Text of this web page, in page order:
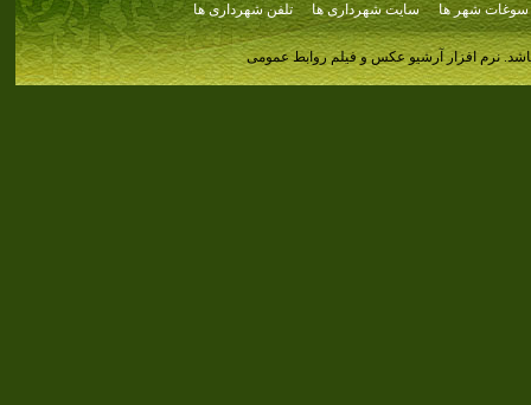
سوغات شهر ها سایت شهرداری ها تلفن شهرداری ها
نرم افزار آرشیو عکس و فیلم روابط عمومی